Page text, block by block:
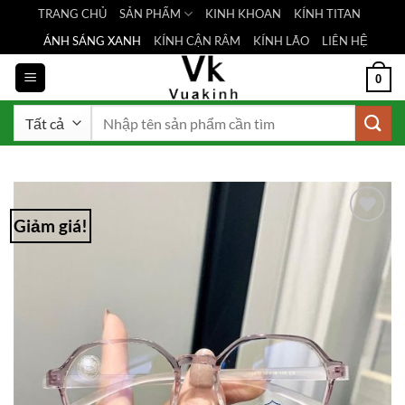
nội
dung
TRANG CHỦ SẢN PHẨM KINH KHOAN
KÍNH TITAN
ÁNH SÁNG XANH
KÍNH CẬN RÂM KÍNH LÃO LIÊN HỆ
0
Giảm giá!
Add to
Wishlist